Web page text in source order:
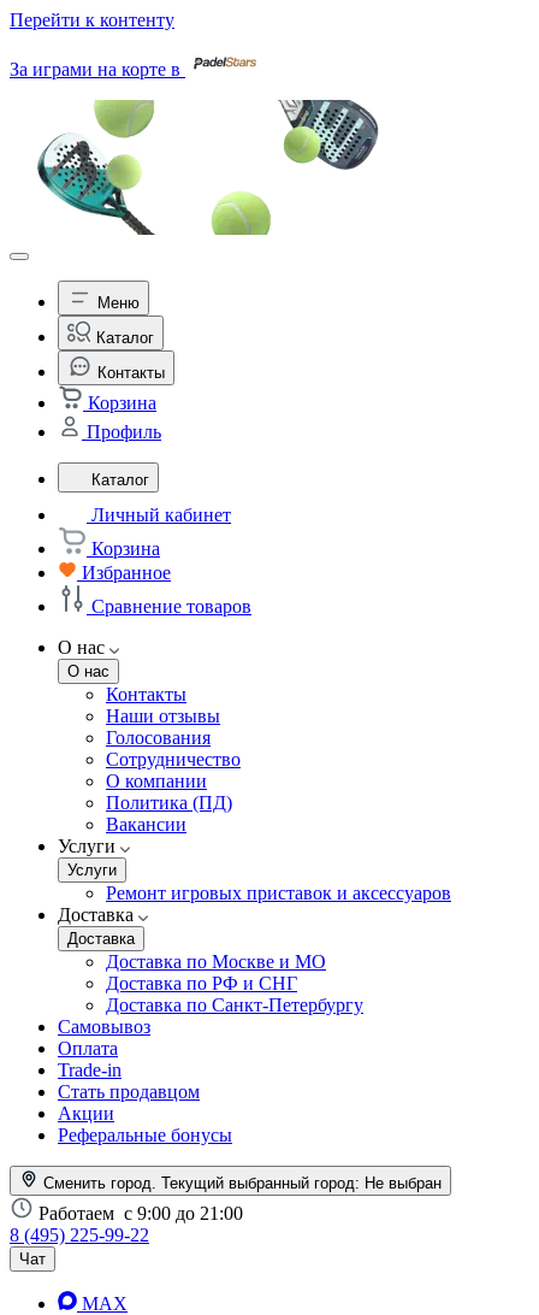
Перейти к контенту
За играми на корте в
Меню
Каталог
Контакты
Корзина
Профиль
Каталог
Личный кабинет
Корзина
Избранное
Сравнение товаров
О нас
О нас
Контакты
Наши отзывы
Голосования
Сотрудничество
О компании
Политика (ПД)
Вакансии
Услуги
Услуги
Ремонт игровых приставок и аксессуаров
Доставка
Доставка
Доставка по Москве и МО
Доставка по РФ и СНГ
Доставка по Санкт-Петербургу
Самовывоз
Оплата
Trade-in
Стать продавцом
Акции
Реферальные бонусы
Сменить город. Текущий выбранный город: Не выбран
Работаем с 9:00 до 21:00
8 (495) 225-99-22
Чат
MAX